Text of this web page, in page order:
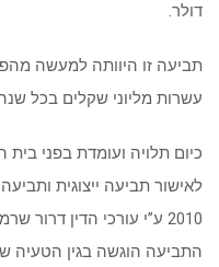
דולר.
תביעה זו היוותה למעשה
עשרות מליוני שקלים בכל
כיום תלויה ועומדת בפני
לאישור תביעה ייצוגית
התביעה הוגשה בגין הטעיה